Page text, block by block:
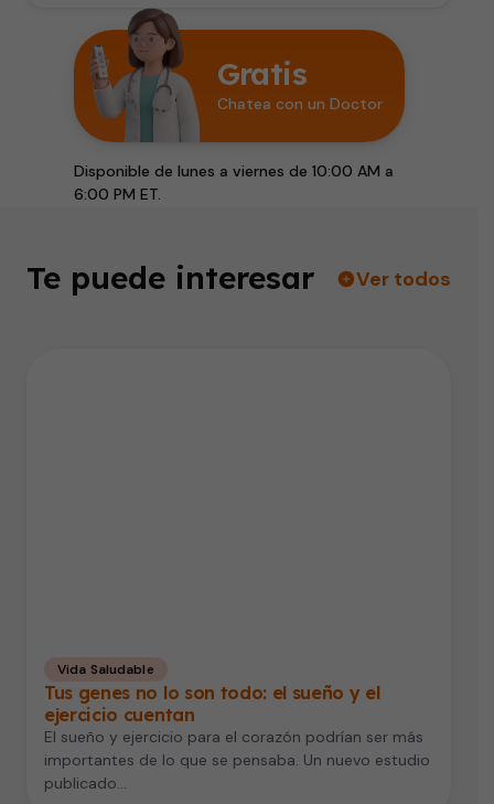
Gratis
Chatea con un Doctor
Disponible de lunes a viernes de 10:00 AM a
6:00 PM ET.
Te puede interesar Ver todos
Vida Saludable
Tus genes no lo son todo: el sueño y el
ejercicio cuentan
El sueño y ejercicio para el corazón podrían ser más
importantes de lo que se pensaba. Un nuevo estudio
publicado…